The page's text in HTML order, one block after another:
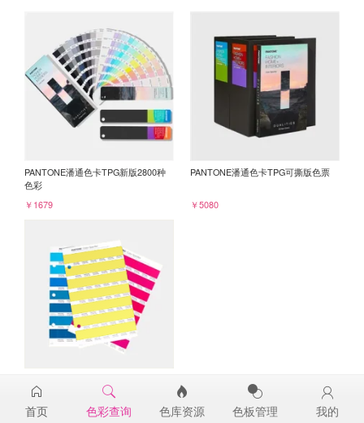
PANTONE潘通色卡TPG新版2800种
色彩
￥1679
PANTONE潘通色卡TPG可撕版色票
￥5080
13-0646TPG
￥98
首页 色彩查询 色库资源 色板管理 我的